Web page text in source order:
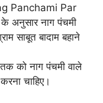
Panchami Par
अनुसार नाग पंचमी
साबूत बादाम बहाने
को नाग पंचमी वाले
चाहिए।